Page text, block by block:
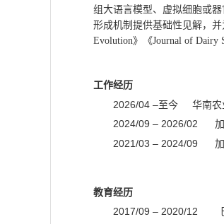
组大语言模型、虚拟细胞或
形成机制提供基础性见解，
Evolution》《Journal of Dairy
工作经历
2026/04 –至今 华南
2024/09 – 2026/02
2021/03 – 2024/09
教育经历
2017/09 – 2020/12